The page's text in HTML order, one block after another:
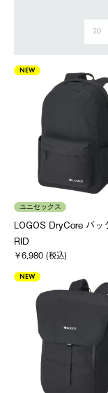
20
NEW
ユニセックス
LOGOS DryCore バッ
RID
￥6,980 (税込)
NEW